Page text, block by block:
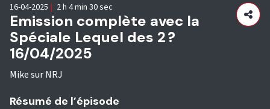
Emission complète avec la
Spéciale Lequel des 2 ?
16/04/2025
Mike sur NRJ
16-04-2025 | 2 h 4 min 30 sec
Résumé de l’épisode